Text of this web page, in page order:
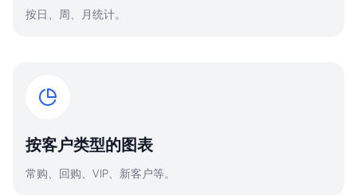
按日、周、月统计。
按客户类型的图表
常购、回购、VIP、新客户等。